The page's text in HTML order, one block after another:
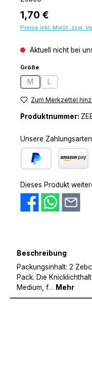
Regulärer Preis:
1,70 €
Preise inkl. MwSt. zzgl.
Aktuell nicht bei
Größe
M(Diese Option ist
L
(Diese Option
Zum Merkzettel
Produktnummer:
Unsere
Dieses Produkt
Beschreibung
Packungsinhalt: 2
Pack. Die
Medium, f… Mehr